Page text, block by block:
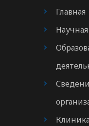
Главная
Клиника